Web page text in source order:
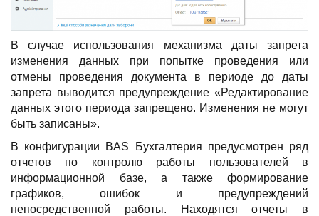
В случае использования механизма даты запрета
изменения данных при попытке проведения или
отмены проведения документа в периоде до даты
запрета выводится предупреждение «Редактирование
данных этого периода запрещено. Изменения не могут
быть записаны».
В конфигурации BAS Бухгалтерия предусмотрен ряд
отчетов по контролю работы пользователей в
информационной базе, а также формирование
графиков, ошибок и предупреждений
непосредственной работы. Находятся отчеты в